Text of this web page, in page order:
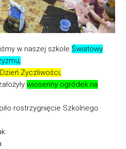
w naszej szkoleŚwiatowy
Dzień Życzliwości;
wiosenny ogródek na
rostrzygnięcie Szkolnego